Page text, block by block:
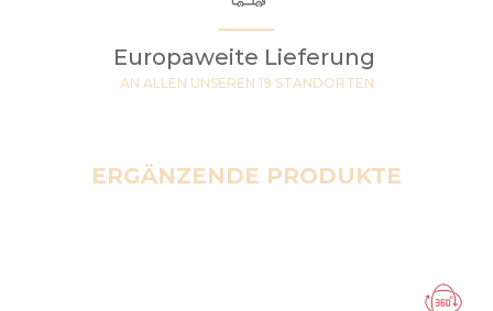
Europaweite Lieferung
AN ALLEN UNSEREN 19 STANDORTEN
ERGÄNZENDE PRODUKTE